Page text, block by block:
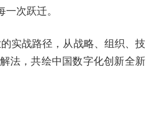
次跃迁。
实战路径，从战略、组织、技
法，共绘中国数字化创新全新